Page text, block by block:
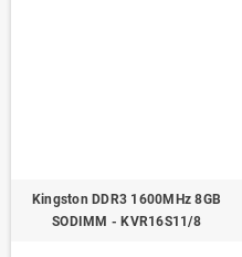
Kingston DDR3 1600MHz 8GB
SODIMM - KVR16S11/8